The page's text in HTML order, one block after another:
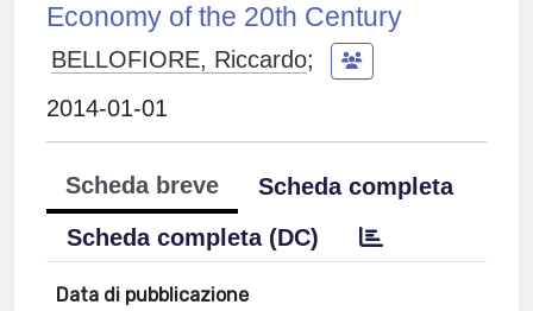
Economy of the 20th Century
BELLOFIORE, Riccardo;
2014-01-01
Scheda breve
Scheda completa
Scheda completa (DC)
Data di pubblicazione